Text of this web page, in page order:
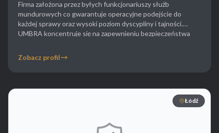
Firma założona przez byłych funkcjonariuszy służb
mundurowych co gwarantuje operacyjne podejście do
każdej sprawy oraz wysoki poziom dyscypliny i tajności.
UMBRA koncentruje się na zapewnieniu bezpieczeństwa
agencja ta realizuje wiele zleceń dotyczących poszukiwania
osób zaginionych oraz ukrywających się przed […]
Zobacz profil
Łódź